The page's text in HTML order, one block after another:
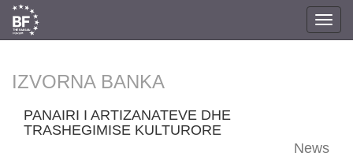
IZVORNA BANKA
PANAIRI I ARTIZANATEVE DHE
TRASHEGIMISE KULTURORE
News